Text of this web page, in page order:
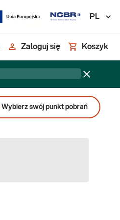
PL
Zaloguj się Koszyk
Wybierz swój punkt pobrań